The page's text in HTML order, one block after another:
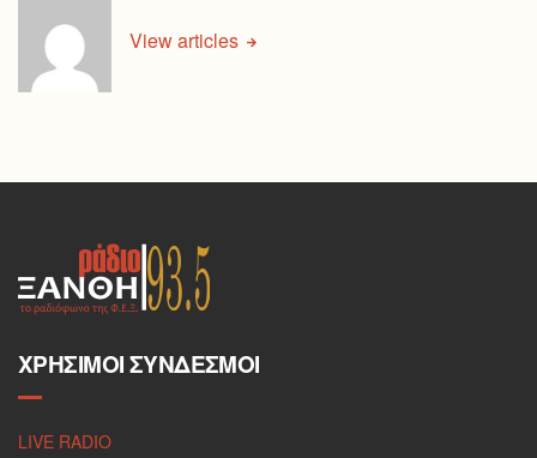
View articles
ΧΡΉΣΙΜΟΙ ΣΎΝΔΕΣΜΟΙ
LIVE RADIO